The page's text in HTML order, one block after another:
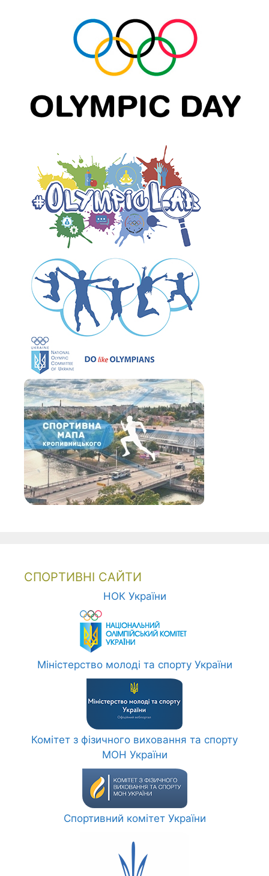
СПОРТИВНІ САЙТИ
НОК України
Міністерство молоді та спорту України
Комітет з фізичного виховання та спорту
МОН України
Спортивний комітет України